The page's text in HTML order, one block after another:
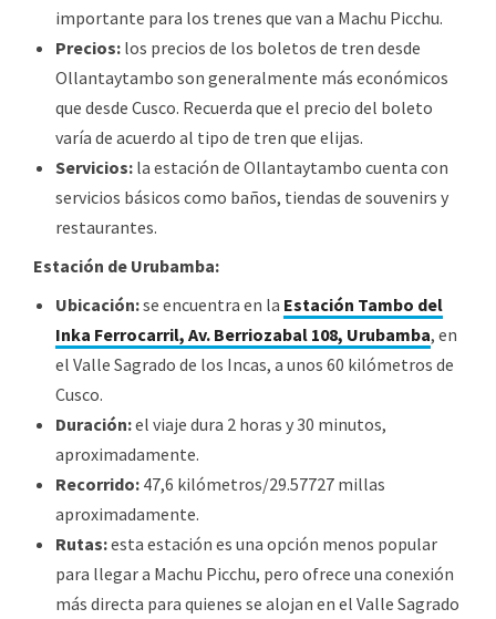
importante para los trenes que van a Machu Picchu.
Precios: los precios de los boletos de tren desde
Ollantaytambo son generalmente más económicos
que desde Cusco. Recuerda que el precio del boleto
varía de acuerdo al tipo de tren que elijas.
Servicios: la estación de Ollantaytambo cuenta con
servicios básicos como baños, tiendas de souvenirs y
restaurantes.
Estación de Urubamba:
Ubicación:se encuentra en la Estación Tambo del
Inka Ferrocarril, Av. Berriozabal 108, Urubamba, en
el Valle Sagrado de los Incas, a unos 60 kilómetros de
Cusco.
Duración:el viaje dura 2 horas y 30 minutos,
aproximadamente.
Recorrido: 47,6 kilómetros/29.57727 millas
aproximadamente.
Rutas:esta estación es una opción menos popular
para llegar a Machu Picchu, pero ofrece una conexión
más directa para quienes se alojan en el Valle Sagrado